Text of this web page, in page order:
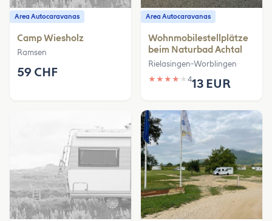
Area Autocaravanas
Camp Wiesholz
Ramsen
59 CHF
Area Autocaravanas
Wohnmobilestellplätze
beim Naturbad Achtal
Rielasingen-Worblingen
★ ★ ★ ★ ★ 413 EUR